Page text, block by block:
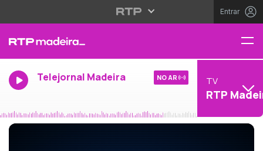
Entrar
Telejornal Madeira NO AR TV
RTP